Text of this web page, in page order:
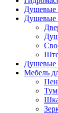
Душевые
Душевые
Душевые
Мебель